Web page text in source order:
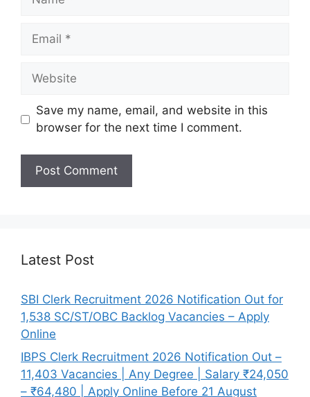
Email
Website
Save my name, email, and website in this
browser for the next time I comment.
Latest Post
SBI Clerk Recruitment 2026 Notification Out for
1,538 SC/ST/OBC Backlog Vacancies – Apply
Online
IBPS Clerk Recruitment 2026 Notification Out –
11,403 Vacancies | Any Degree | Salary ₹24,050
– ₹64,480 | Apply Online Before 21 August